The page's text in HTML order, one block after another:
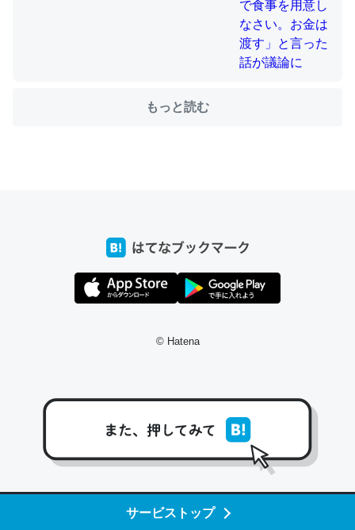
サービストップ
回線代ほとんどかからないですよ。参考：
これ作ろう。/早速夕食に作った！本当にスナップえんどう
ットペッパーグルメ
けど、読み方が違うだけで同じものを指すのか、また違う
もっと読む
© Hatena